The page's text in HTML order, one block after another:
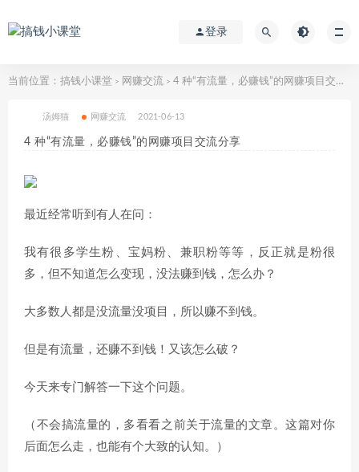
登录
当前位置： 搞钱小课堂 > 网赚交流 > 4 种“有流量，必赚钱”的网赚项目交流分享
汤姆猫 网赚交流 2021-06-13
4 种“有流量，必赚钱”的网赚项目交流分享
最近经常听到有人在问：
我有很多学生粉、宝妈粉、兼职粉等等，反正就是粉很
多，但不知道怎么变现，没法赚到钱，怎么办？
大多数人都是没流量没项目，所以赚不到钱。
但是有流量，还赚不到钱！又该怎么破？
今天来专门解答一下这个问题。
（不会搞流量的，多看看之前关于流量的文章。这篇对你
后面怎么走，也能有个大致的认知。）